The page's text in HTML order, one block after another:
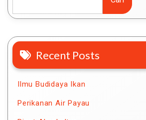
Recent Posts
Ilmu Budidaya Ikan
Perikanan Air Payau